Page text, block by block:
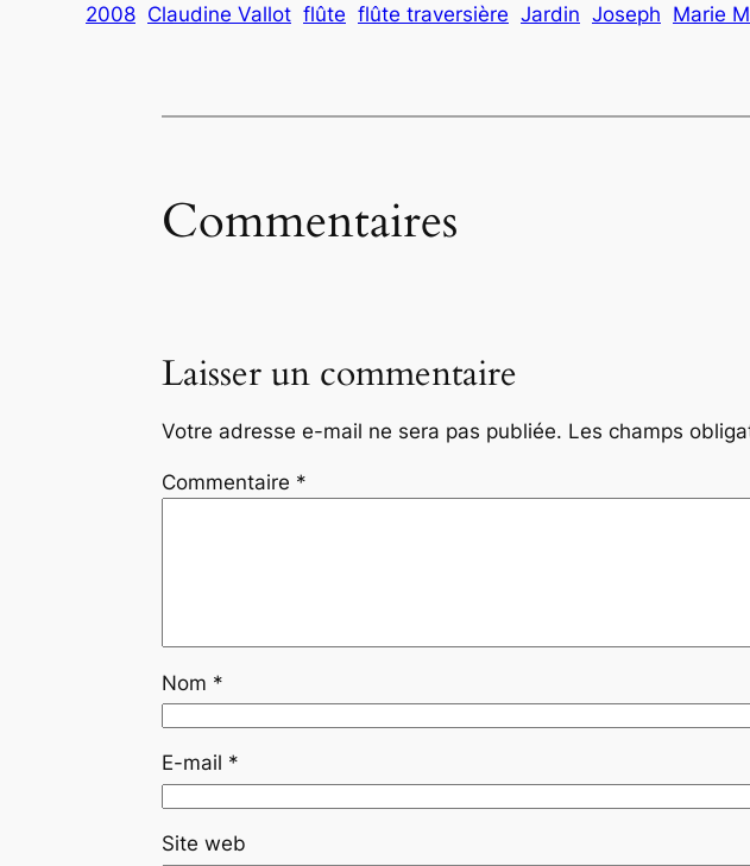
2008 Claudine Vallot flûte flûte traversière Jardin Joseph Marie
Commentaires
Laisser un commentaire
Votre adresse e-mail ne sera pas publiée. Les champs
Commentaire *
Nom *
E-mail *
Site web